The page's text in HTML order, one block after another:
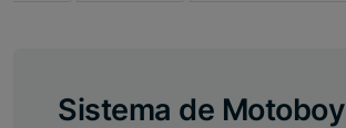
Sistema de Motoboy